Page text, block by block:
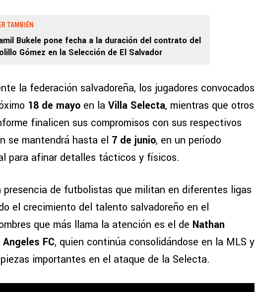
TAMBIÉN
Bukele pone fecha a la duración del contrato del
Gómez en la Selección de El Salvador
la federación salvadoreña, los jugadores convocados
18 de mayo en la Villa Selecta, mientras que otros
finalicen sus compromisos con sus respectivos
se mantendrá hasta el 7 de junio, en un período
para afinar detalles tácticos y físicos.
de futbolistas que militan en diferentes ligas
el crecimiento del talento salvadoreño en el
que más llama la atención es el de Nathan
FC, quien continúa consolidándose en la MLS y
importantes en el ataque de la Selecta.